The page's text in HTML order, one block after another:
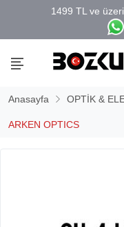
Anasayfa OPTİK &
ARKEN OPTICS